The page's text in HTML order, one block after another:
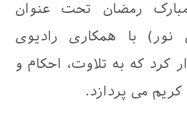
رمضان تحت عنوان
نور) با همکاری رادیوی
کرد که به تلاوت، احکام و
می پردازد.